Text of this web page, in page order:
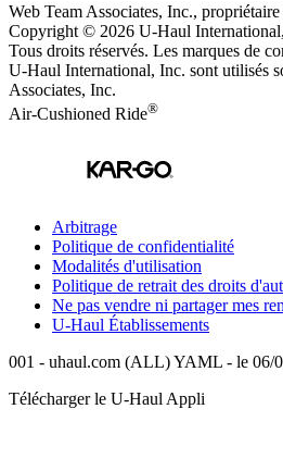
Web Team Associates, Inc.,
Copyright © 2026 U-Haul
Tous droits réservés. Les marques de
U-Haul International, Inc. sont utilisés
Associates, Inc.
Air-Cushioned Ride®
Arbitrage
Politique de confidentialité
Modalités d'utilisation
Politique de retrait des droits
Ne pas vendre ni partager mes
U-Haul Établissements
001 - uhaul.com (ALL) YAML - le 06/
Télécharger le U-Haul Appli